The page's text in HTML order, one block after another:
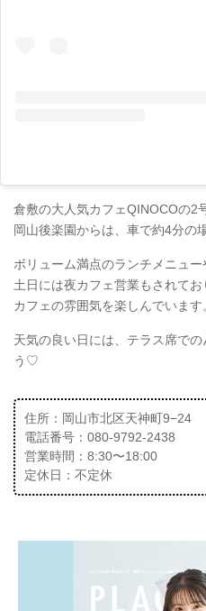
倉敷の大人気カフェQINOCOの2
岡山後楽園からは、車で約4分の
ボリューム満点のランチメニュ
土日には夜カフェ営業もされて
カフェの雰囲気を楽しんでいます
天気の良い日には、テラス席で
う♡
住所：岡山市北区天神町9−24
電話番号：080-9792-2438
営業時間：8:30〜18:00
定休日：不定休